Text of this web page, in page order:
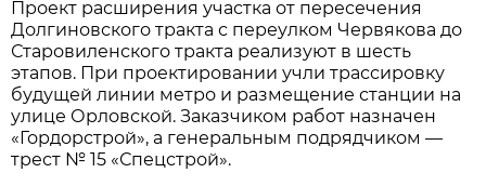
Проект расширения участка от пересечения
Долгиновского тракта с переулком Червякова до
Старовиленского тракта реализуют в шесть
этапов. При проектировании учли трассировку
будущей линии метро и размещение станции на
улице Орловской. Заказчиком работ назначен
«Гордорстрой», а генеральным подрядчиком —
трест № 15 «Спецстрой».